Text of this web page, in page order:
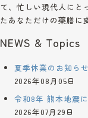
て、忙しい現代人にと
たあなただけの薬膳に
NEWS & Topics
夏季休業のお知らせ
2026年08月05日
令和8年 熊本地震
2026年07月29日